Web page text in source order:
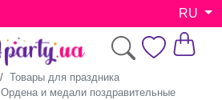
RU
Товары для праздника
Ордена и медали поздравительные